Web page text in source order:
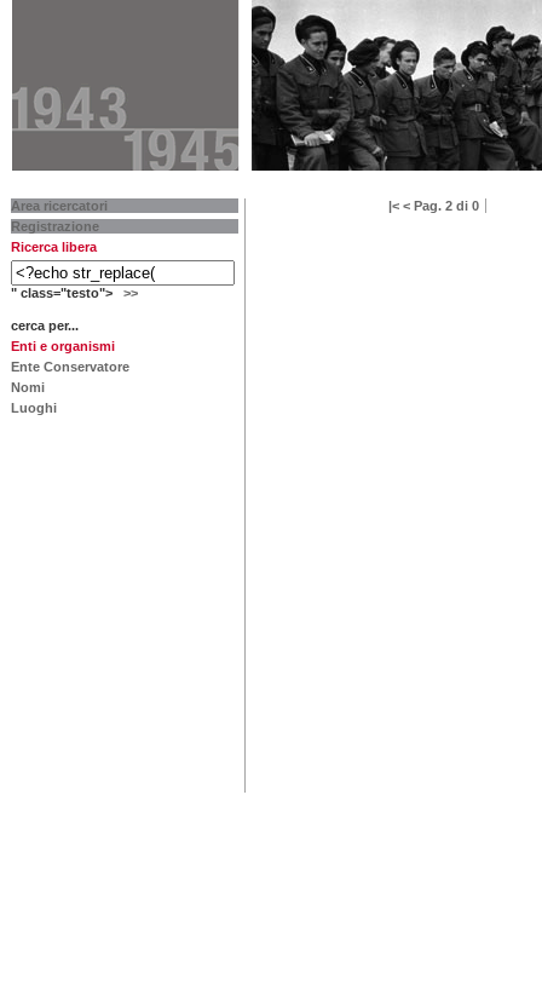
Area ricercatori
Registrazione
Ricerca libera
" class="testo"> >>
cerca per...
Enti e organismi
Ente Conservatore
Nomi
Luoghi
|< < Pag. 2 di 0